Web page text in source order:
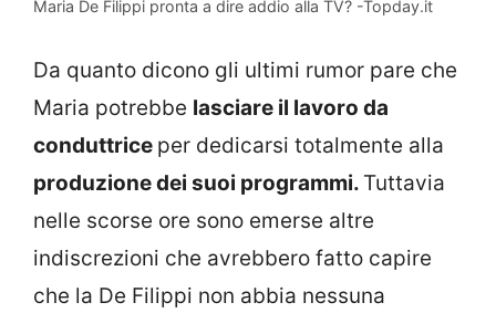
Maria De Filippi pronta a dire addio alla TV? -Topday.it
Da quanto dicono gli ultimi rumor pare che
Maria potrebbe lasciare il lavoro da
conduttrice per dedicarsi totalmente alla
produzione dei suoi programmi. Tuttavia
nelle scorse ore sono emerse altre
indiscrezioni che avrebbero fatto capire
che la De Filippi non abbia nessuna